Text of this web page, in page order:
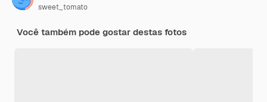
sweet_tomato
Você também pode gostar destas fotos